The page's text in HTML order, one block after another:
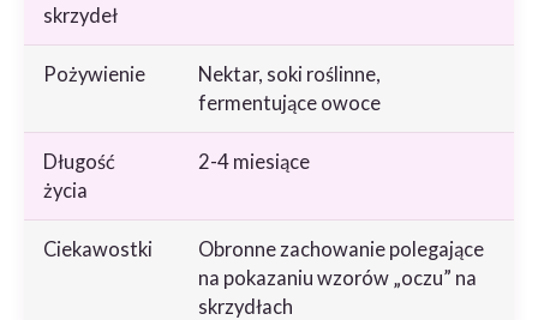
skrzydeł
Pożywienie
Nektar, soki roślinne,
fermentujące owoce
Długość
życia
2-4 miesiące
Ciekawostki
Obronne zachowanie polegające
na pokazaniu wzorów „oczu” na
skrzydłach